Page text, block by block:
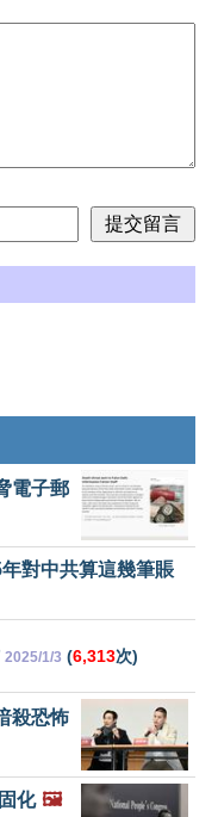
電子郵
對中共算這幾筆賬
2025/1/3 (6,313次)
殺恐怖
化 🖼️